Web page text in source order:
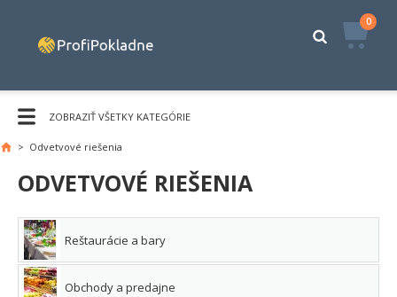
0
ZOBRAZIŤ VŠETKY KATEGÓRIE
> Odvetvové riešenia
ODVETVOVÉ RIEŠENIA
Reštaurácie a bary
Obchody a predajne